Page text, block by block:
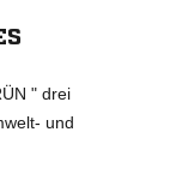
" drei
und